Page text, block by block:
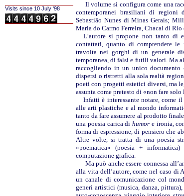
Visits since 10 July '98
Il volume si configura come una
contemporanei brasiliani di regioni
Sebastião Nunes di Minas Gerais;
Maria do Carmo Ferreira, Chacal di
L’autore si propone non tanto
contattati, quanto di comprendere
travolta nei gorghi di un generale
temporanea, di falsi e futili valori. Ma
raccogliendo in un unico documento
dispersi o ristretti alla sola realtà
poeti con progetti estetici diversi, ma
assunta come pretesto di «non fare
Infatti è interessante notare, come
alle arti plastiche e al mondo
tanto da fare assumere al prodotto
una poesia carica di humor e ironia,
forma di espressione, di pensiero che
Altre volte, si tratta di una poesia
«poematica» (poesia +
computazione grafica.
Ma può anche essere connessa
alla vita dell’autore, come nel caso di
un canale di comunicazione col
generi artistici (musica, danza,